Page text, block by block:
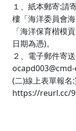
１、紙本郵寄:請
樓「海洋委員會
「海洋保育楷模
日期為憑)。
２、電子郵件寄送
(二)線上表單報名:
https://reurl.cc/